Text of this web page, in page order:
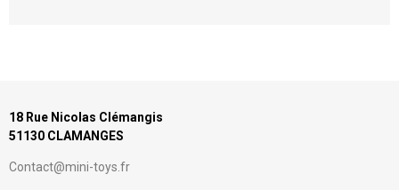
18 Rue Nicolas Clémangis
51130 CLAMANGES
Contact@mini-toys.fr